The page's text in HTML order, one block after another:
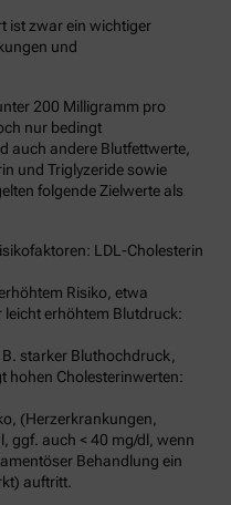
ist zwar ein wichtiger
und
200 Milligramm pro
nur bedingt
auch andere Blutfettwerte,
und Triglyzeride sowie
folgende Zielwerte als
LDL-Cholesterin
Risiko, etwa
erhöhtem Blutdruck:
starker Bluthochdruck,
hohen Cholesterinwerten:
(Herzerkrankungen,
ggf. auch < 40 mg/dl, wenn
Behandlung ein
auftritt.